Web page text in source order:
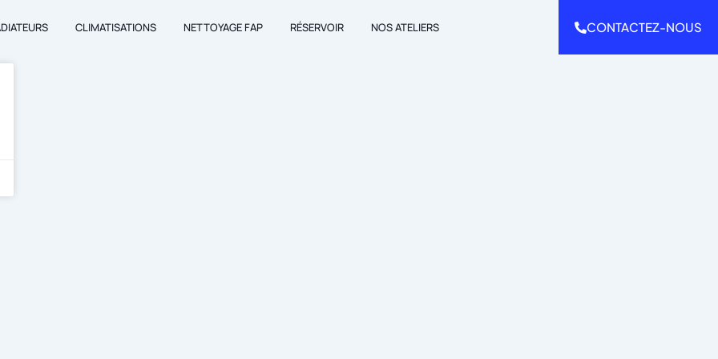
CLIMATISATIONS NETTOYAGE FAP RÉSERVOIR NOS ATELIERS CONTACTEZ-NOUS